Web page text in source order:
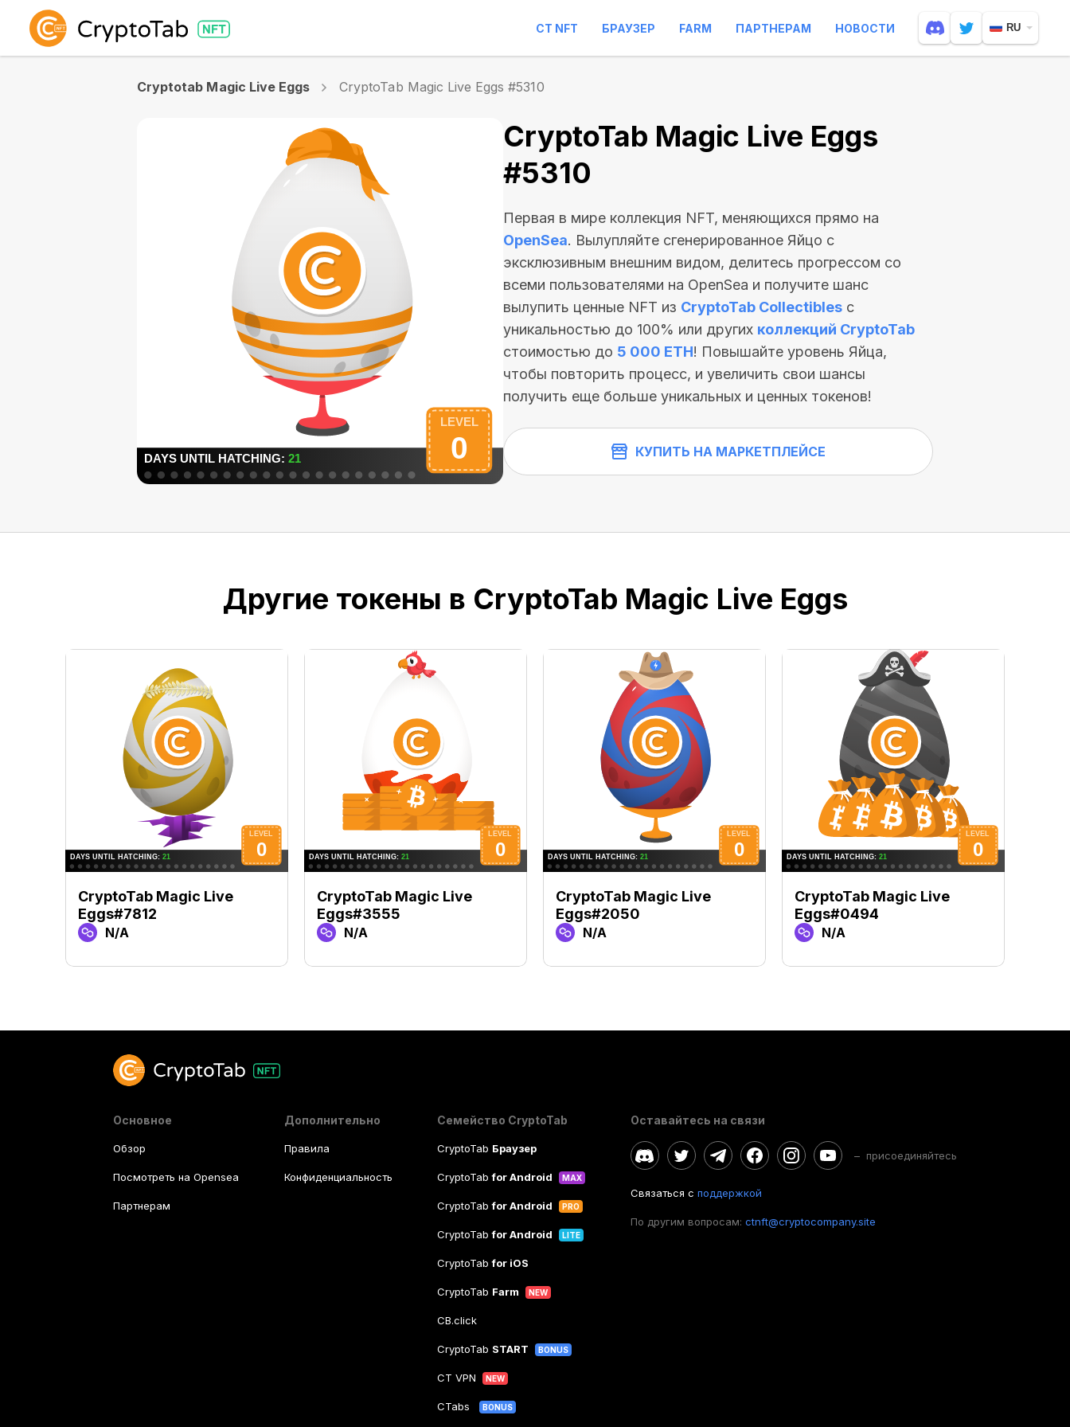
CT NFT БРАУЗЕР FARM ПАРТНЕРАМ НОВОСТИ RU
Cryptotab Magic Live Eggs CryptoTab Magic Live Eggs #5310
CryptoTab Magic Live Eggs
#5310
Первая в мире коллекция NFT, меняющихся прямо на
OpenSea. Вылупляйте сгенерированное Яйцо с
эксклюзивным внешним видом, делитесь прогрессом со
всеми пользователями на OpenSea и получите шанс
вылупить ценные NFT из CryptoTab Collectibles с
уникальностью до 100% или других коллекций CryptoTab
стоимостью до 5 000 ETH! Повышайте уровень Яйца,
чтобы повторить процесс, и увеличить свои шансы
получить еще больше уникальных и ценных токенов!
КУПИТЬ НА МАРКЕТПЛЕЙСЕ
Другие токены в CryptoTab Magic Live Eggs
CryptoTab Magic Live
Eggs#7812
N/A
CryptoTab Magic Live
Eggs#3555
N/A
CryptoTab Magic Live
Eggs#2050
N/A
CryptoTab Magic Live
Eggs#0494
N/A
Основное
Обзор
Посмотреть на Opensea
Партнерам
Дополнительно
Правила
Конфиденциальность
Семейство CryptoTab
CryptoTab Браузер
CryptoTabfor Android MAX
CryptoTabfor Android PRO
CryptoTabfor Android LITE
CryptoTabfor iOS
CryptoTab Farm NEW
CB.click
CryptoTab START BONUS
CT VPN NEW
CTabs BONUS
Оставайтесь на связи
– присоединяйтесь
Связаться с поддержкой
По другим вопросам: ctnft@cryptocompany.site